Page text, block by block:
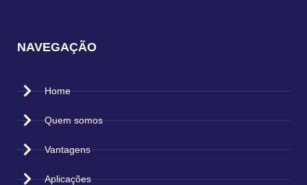
NAVEGAÇÃO
Home
Quem somos
Vantagens
Aplicações